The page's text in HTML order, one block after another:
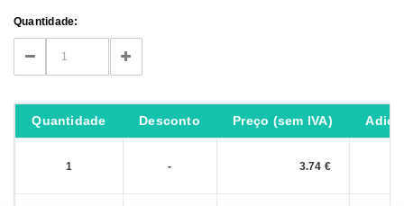
Current
Stock:
Quantidade:
DECREASE
QUANTITY:
INCREASE
QUANTITY:
Quantidade Desconto Preço (sem IVA)
1 - 3.74 €